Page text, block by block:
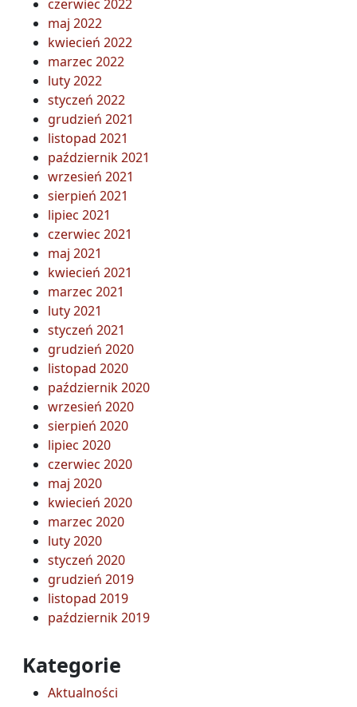
czerwiec 2022
maj 2022
kwiecień 2022
marzec 2022
luty 2022
styczeń 2022
grudzień 2021
listopad 2021
październik 2021
wrzesień 2021
sierpień 2021
lipiec 2021
czerwiec 2021
maj 2021
kwiecień 2021
marzec 2021
luty 2021
styczeń 2021
grudzień 2020
listopad 2020
październik 2020
wrzesień 2020
sierpień 2020
lipiec 2020
czerwiec 2020
maj 2020
kwiecień 2020
marzec 2020
luty 2020
styczeń 2020
grudzień 2019
listopad 2019
październik 2019
Kategorie
Aktualności